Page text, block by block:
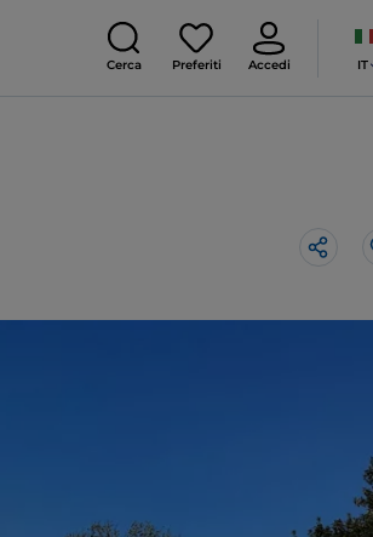
Cerca Preferiti Accedi IT